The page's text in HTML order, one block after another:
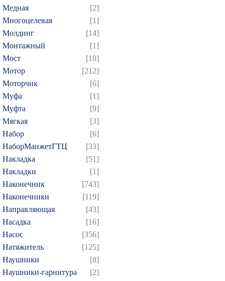
Медная
[2]
Многоцелевая
[1]
Молдинг
[14]
Монтажный
[1]
Мост
[10]
Мотор
[212]
Моторчик
[6]
Муфа
[1]
Муфта
[9]
Мягкая
[3]
Набор
[6]
НаборМанжетГТЦ
[33]
Накладка
[51]
Накладки
[1]
Наконечник
[743]
Наконечники
[119]
Направляющая
[43]
Насадка
[16]
Насос
[356]
Натяжитель
[125]
Наушники
[8]
Наушники-гарнитура
[2]